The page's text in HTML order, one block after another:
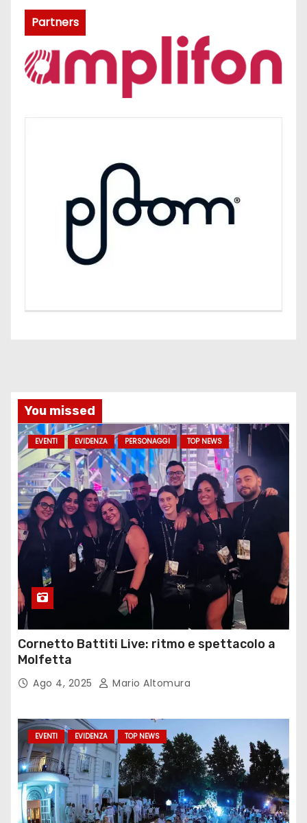
Partners
You missed
EVENTI EVIDENZA PERSONAGGI TOP NEWS
Cornetto Battiti Live: ritmo e spettacolo a
Molfetta
Ago 4, 2025 Mario Altomura
EVENTI EVIDENZA TOP NEWS